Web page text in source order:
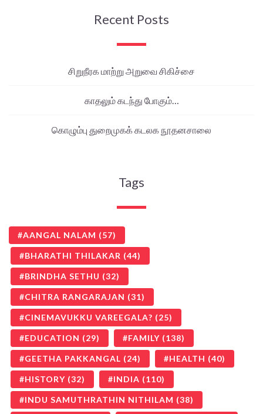
Recent Posts
சிறுநீரக மாற்று அறுவை சிகிச்சை
காதலும் கடந்து போகும்…
கொழும்பு துறைமுகக் கடலக நூதனசாலை
Tags
AANGAL NALAM (57)
BHARATHI THILAKAR (44)
BRINDHA SETHU (32)
CHITRA RANGARAJAN (31)
CINEMAVUKKU VAREEGALA? (25)
EDUCATION (29) FAMILY (138)
GEETHA PAKKANGAL (24) HEALTH (40)
HISTORY (32) INDIA (110)
INDU SAMUTHRATHIN NITHILAM (38)